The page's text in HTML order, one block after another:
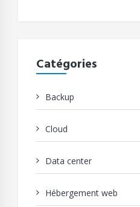
Catégories
Backup
Cloud
Data center
Hébergement web